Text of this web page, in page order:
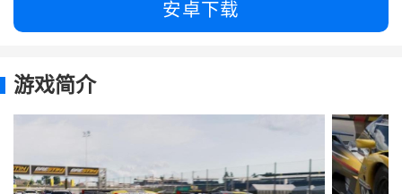
安卓下载
游戏简介